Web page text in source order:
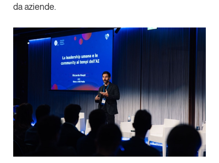
da aziende.